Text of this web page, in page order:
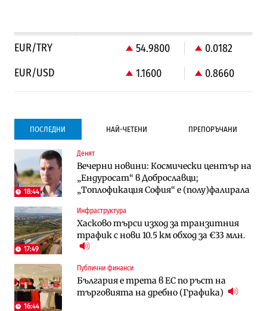
EUR/TRY 54.9800
0.0182
EUR/USD
1.1600 0.8660
ПОСЛЕДНИ НАЙ-ЧЕТЕНИ ПРЕПОРЪЧАНИ
18:44
Денят
Вечерни новини: Космически център на
„Ендуросат“ в Доброславци;
„Топлофикация София“ e (полу)фалирала
17:49
Инфраструктура
Хасково търси изход за транзитния
трафик с нови 10.5 км обход за €33 млн.
16:44
Публични финанси
България е трета в ЕС по ръст на
търговията на дребно (Графика)
Градоустройство
Столична община избра изпълнител за
преместването на трамвайното
трасе по бул. „Скобелев“
Компании
Vivacom предлага над 150 устройства с
90% отстъпка през август
Енергетика
АЕЦ „Козлодуй“ ще работи само още
няколко седмици, ако сушата продължи
Компании
Vivacom предлага над 150 устройства с
90% отстъпка през август
To:know
Последни дни с обозначаване на цените
в лева: Какво предстои?
Градоустройство
Столична община избра изпълнител за
преместването на трамвайното